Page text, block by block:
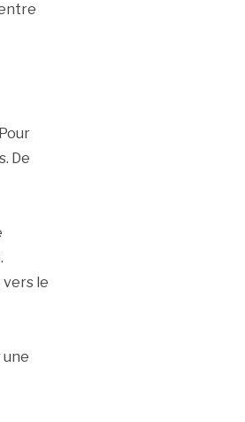
De
vers le
une